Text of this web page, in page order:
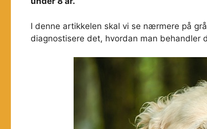
I denne artikkelen skal vi se nærmere på
diagnostisere det, hvordan man